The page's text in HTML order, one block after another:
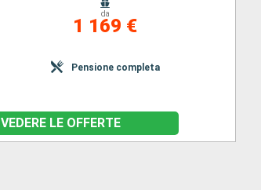
da
1 169 €
Pensione completa
VEDERE LE OFFERTE